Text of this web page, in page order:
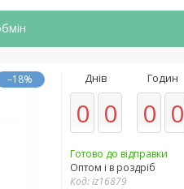
–18% Днів
0 0
Годин
0 0
Готово до відправки
Оптом і в роздріб
Код:iz16879